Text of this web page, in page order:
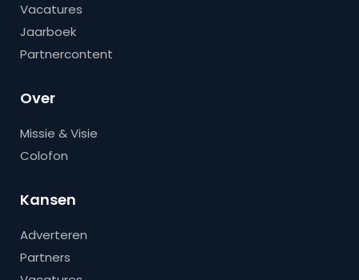
Vacatures
Jaarboek
Partnercontent
Over
Missie & Visie
Colofon
Kansen
Adverteren
Partners